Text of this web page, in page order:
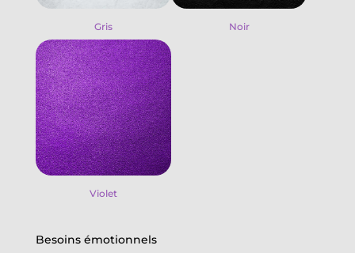
Gris Noir
Violet
Besoins émotionnels